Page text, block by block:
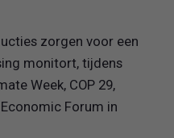
zorgen voor een
monitort, tijdens
Week, COP 29,
Forum in